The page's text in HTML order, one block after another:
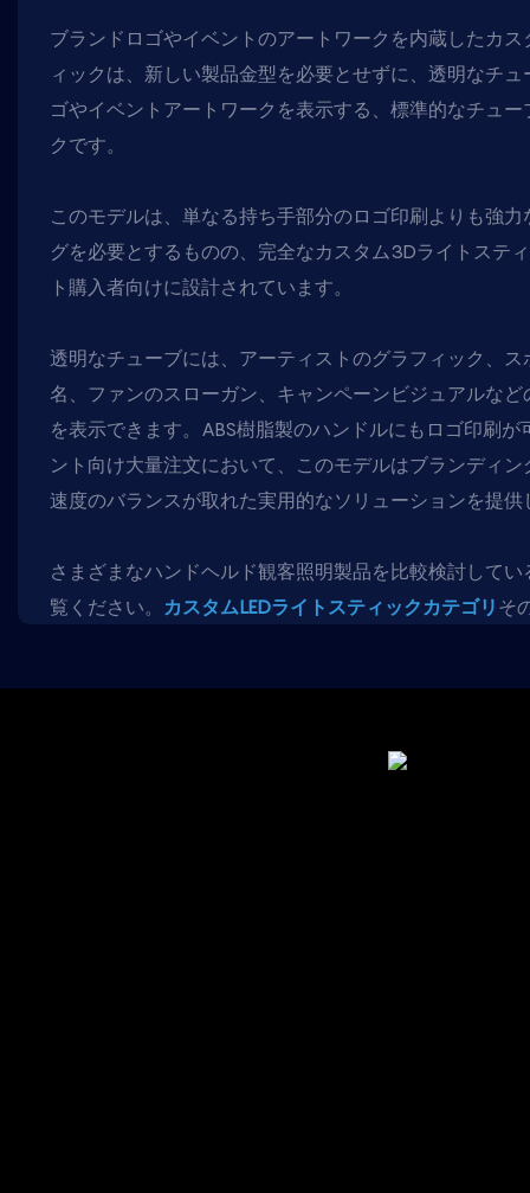
ブランドロゴやイベントのアートワークを内蔵したカス
ィックは、新しい製品金型を必要とせずに、透明なチ
ゴやイベントアートワークを表示する、標準的なチュ
クです。
このモデルは、単なる持ち手部分のロゴ印刷よりも強
グを必要とするものの、完全なカスタム3Dライトステ
ト購入者向けに設計されています。
透明なチューブには、アーティストのグラフィック、
名、ファンのスローガン、キャンペーンビジュアルな
を表示できます。ABS樹脂製のハンドルにもロゴ印刷
ント向け大量注文において、このモデルはブランディ
速度のバランスが取れた実用的なソリューションを提供
さまざまなハンドヘルド観客照明製品を比較検討して
覧ください。
カスタムLEDライトスティックカテゴリ そ